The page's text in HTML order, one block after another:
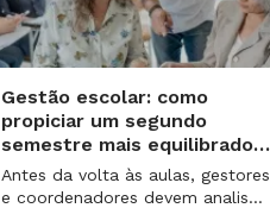
Gestão escolar: como
propiciar um segundo
semestre mais equilibrado
para os professores?
Antes da volta às aulas, gestores
e coordenadores devem analisar